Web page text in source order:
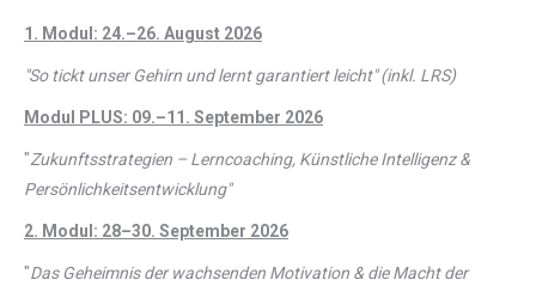
1. Modul: 24.–26. August 2026
"So tickt unser Gehirn und lernt garantiert leicht" (inkl. LRS)
Modul PLUS: 09.–11. September 2026
"Zukunftsstrategien – Lerncoaching, Künstliche Intelligenz &
Persönlichkeitsentwicklung"
2. Modul: 28–30. September 2026
"Das Geheimnis der wachsenden Motivation & die Macht der